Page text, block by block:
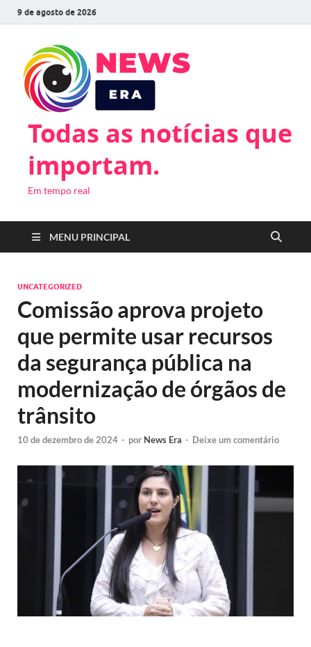
9 de agosto de 2026
Todas as notícias que
importam.
Em tempo real
MENU PRINCIPAL
UNCATEGORIZED
Comissão aprova projeto
que permite usar recursos
da segurança pública na
modernização de órgãos de
trânsito
10 de dezembro de 2024 - por News Era - Deixe um comentário